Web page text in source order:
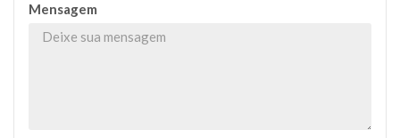
Mensagem